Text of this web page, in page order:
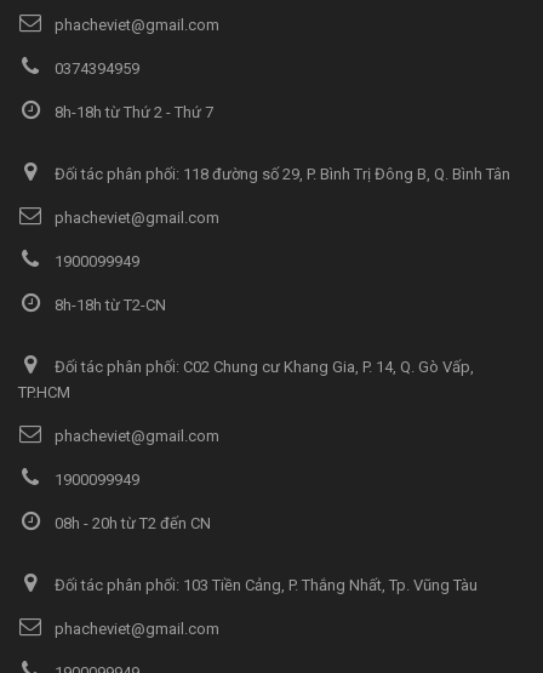
phacheviet@gmail.com
0374394959
8h-18h từ Thứ 2 - Thứ 7
Đối tác phân phối: 118 đường số 29, P. Bình Trị Đông B, Q. Bình Tân
phacheviet@gmail.com
1900099949
8h-18h từ T2-CN
Đối tác phân phối: C02 Chung cư Khang Gia, P. 14, Q. Gò Vấp,
TP.HCM
phacheviet@gmail.com
1900099949
08h - 20h từ T2 đến CN
Đối tác phân phối: 103 Tiền Cảng, P. Thắng Nhất, Tp. Vũng Tàu
phacheviet@gmail.com